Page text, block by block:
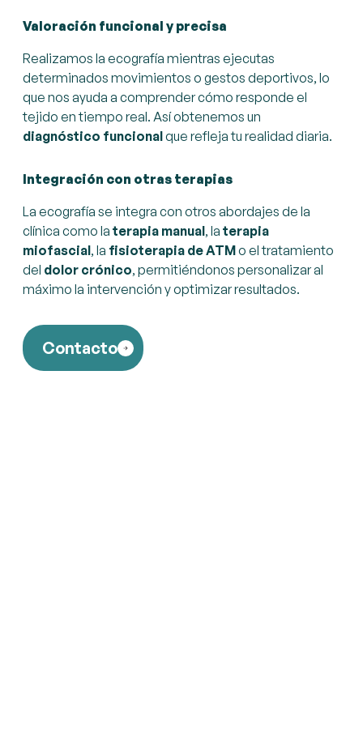
Valoración funcional y precisa
Realizamos la ecografía mientras ejecutas
determinados movimientos o gestos deportivos, lo
que nos ayuda a comprender cómo responde el
tejido en tiempo real. Así obtenemos un
diagnóstico funcionalque refleja tu realidad diaria.
Integración con otras terapias
La ecografía se integra con otros abordajes de la
clínica como la terapia manual, la terapia
miofascial, la fisioterapia de ATMo el tratamiento
del dolor crónico, permitiéndonos personalizar al
máximo la intervención y optimizar resultados.
Contacto